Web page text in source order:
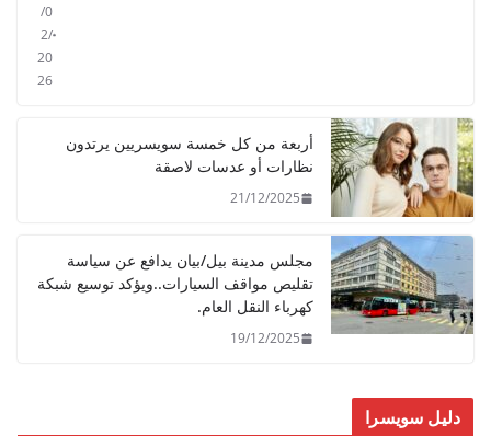
/0
2/
20
26
أربعة من كل خمسة سويسريين يرتدون
نظارات أو عدسات لاصقة
21/12/2025
مجلس مدينة بيل/بيان يدافع عن سياسة
تقليص مواقف السيارات..ويؤكد توسيع شبكة
كهرباء النقل العام.
19/12/2025
دليل سويسرا